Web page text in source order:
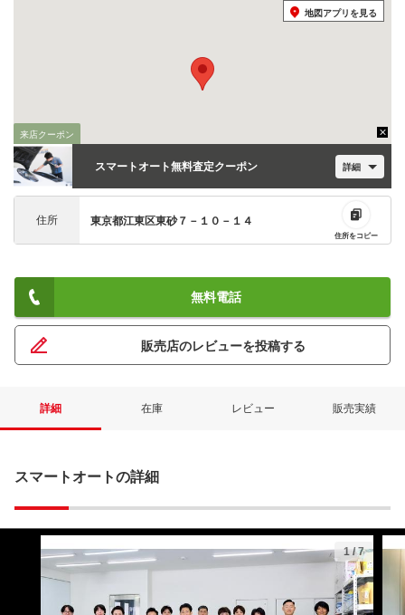
来店クーポン
スマートオート無料査定クーポン 詳細
地図アプリを見る
住所 東京都江東区東砂７－１０－１４
住所をコピー
無料電話
販売店のレビューを投稿する
詳細 在庫 レビュー 販売実績
スマートオートの詳細
1/7